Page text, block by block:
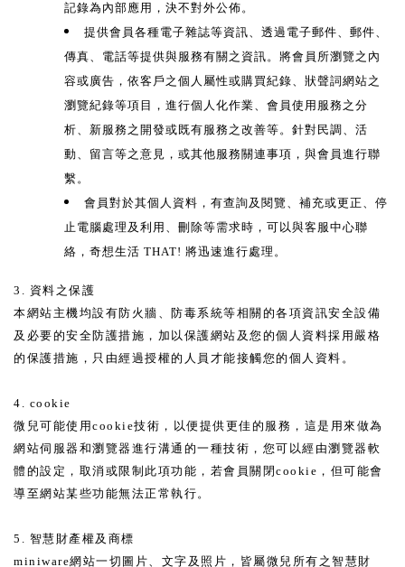
記錄為內部應用，決不對外公佈。
提供會員各種電子雜誌等資訊、透過電子郵件、郵件、
傳真、電話等提供與服務有關之資訊。將會員所瀏覽之內
容或廣告，依客戶之個人屬性或購買紀錄、狀聲詞網站之
瀏覽紀錄等項目，進行個人化作業、會員使用服務之分
析、新服務之開發或既有服務之改善等。針對民調、活
動、留言等之意見，或其他服務關連事項，與會員進行聯
繫。
會員對於其個人資料，有查詢及閱覽、補充或更正、停
止電腦處理及利用、刪除等需求時，可以與客服中心聯
絡，奇想生活 THAT! 將迅速進行處理。
3. 資料之保護
本網站主機均設有防火牆、防毒系統等相關的各項資訊安全設備
及必要的安全防護措施，加以保護網站及您的個人資料採用嚴格
的保護措施，只由經過授權的人員才能接觸您的個人資料。
4. cookie
微兒可能使用cookie技術，以便提供更佳的服務，這是用來做為
網站伺服器和瀏覽器進行溝通的一種技術，您可以經由瀏覽器軟
體的設定，取消或限制此項功能，若會員關閉cookie，但可能會
導至網站某些功能無法正常執行。
5. 智慧財產權及商標
miniware網站一切圖片、文字及照片，皆屬微兒所有之智慧財